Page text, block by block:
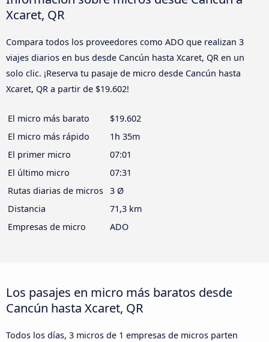
Xcaret, QR
Compara todos los proveedores como ADO que realizan 3
viajes diarios en bus desde Cancún hasta Xcaret, QR en un
solo clic. ¡Reserva tu pasaje de micro desde Cancún hasta
Xcaret, QR a partir de $19.602!
El micro más barato
$19.602
El micro más rápido
1h 35m
El primer micro
07:01
El último micro
07:31
Rutas diarias de micros 3 Ø
Distancia
71,3 km
Empresas de micro
ADO
Los pasajes en micro más baratos desde
Cancún hasta Xcaret, QR
Todos los días, 3 micros de 1 empresas de micros parten